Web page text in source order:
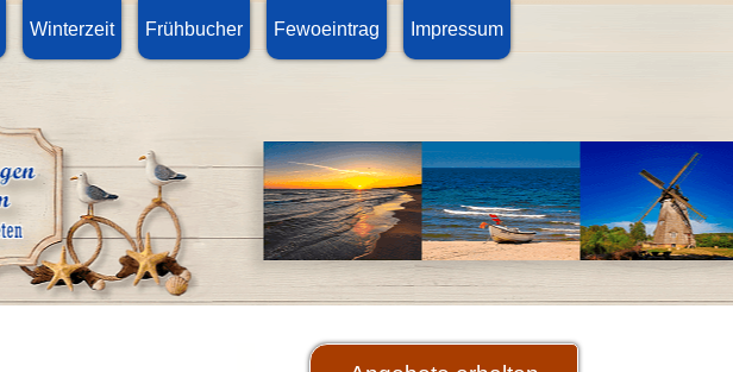
Winterzeit Frühbucher Fewoeintrag Impressum